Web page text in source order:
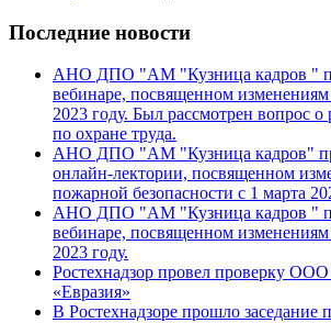
Последние новости
АНО ДПО "АМ "Кузница кадров "
вебинаре, посвященном изменениям
2023 году. Был рассмотрен вопрос о
по охране труда.
АНО ДПО "АМ "Кузница кадров"
онлайн-лектории, посвященном
пожарной безопасности с 1 марта
АНО ДПО "АМ "Кузница кадров "
вебинаре, посвященном изменениям
2023 году.
Ростехнадзор провел проверку
«Евразия»
В Ростехнадзоре прошло